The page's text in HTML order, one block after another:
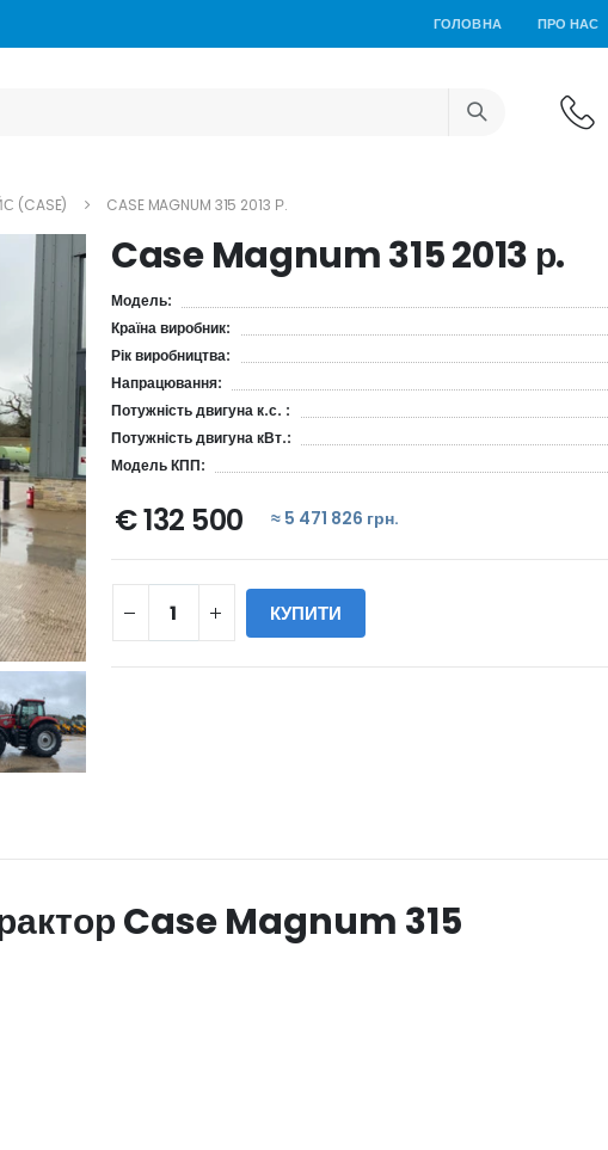
ГОЛОВНА ПРО НАС
(CASE) CASE MAGNUM 315 2013 Р.
Case Magnum 315 2013 р.
Модель:
Країна виробник:
Рік виробництва:
Напрацювання:
Потужність двигуна к.с. :
Потужність двигуна кВт.:
Модель КПП:
€ 132 500 ≈ 5 471 826 грн.
КУПИТИ
Case Magnum 315